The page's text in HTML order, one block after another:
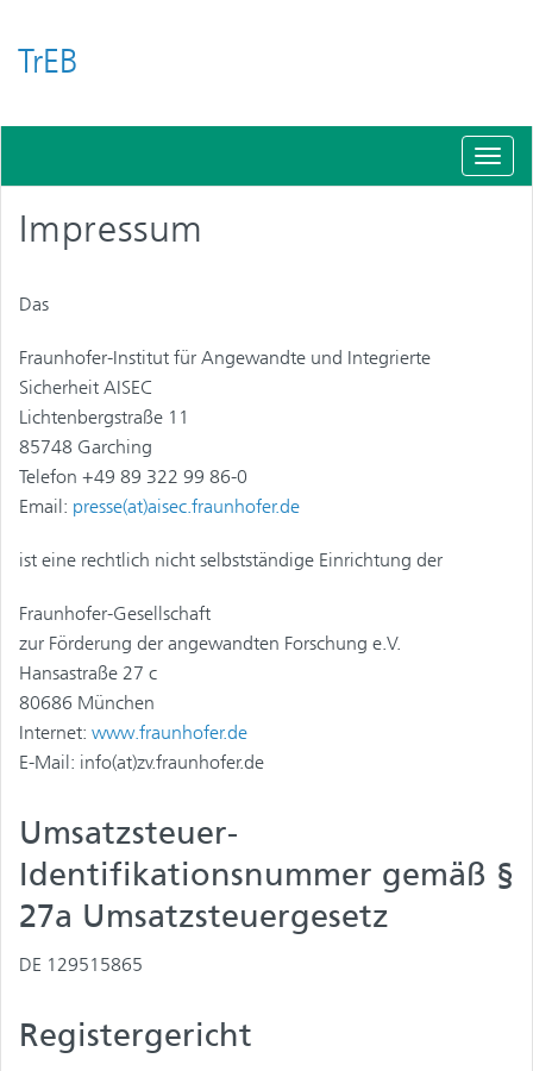
TrEB
Impressum
Das
Fraunhofer-Institut für Angewandte und Integrierte
Sicherheit AISEC
Lichtenbergstraße 11
85748 Garching
Telefon +49 89 322 99 86-0
Email: presse(at)aisec.fraunhofer.de
ist eine rechtlich nicht selbstständige Einrichtung der
Fraunhofer-Gesellschaft
zur Förderung der angewandten Forschung e.V.
Hansastraße 27 c
80686 München
Internet: www.fraunhofer.de
E-Mail: info(at)zv.fraunhofer.de
Umsatzsteuer-
Identifikationsnummer gemäß §
27a Umsatzsteuergesetz
DE 129515865
Registergericht